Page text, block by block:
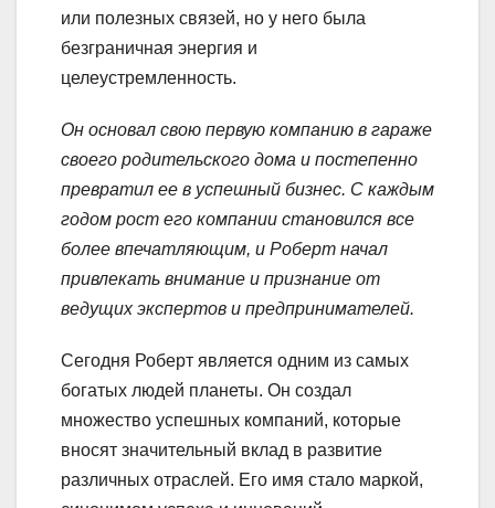
или полезных связей, но у него была
безграничная энергия и
целеустремленность.
Он основал свою первую компанию в гараже
своего родительского дома и постепенно
превратил ее в успешный бизнес. С каждым
годом рост его компании становился все
более впечатляющим, и Роберт начал
привлекать внимание и признание от
ведущих экспертов и предпринимателей.
Сегодня Роберт является одним из самых
богатых людей планеты. Он создал
множество успешных компаний, которые
вносят значительный вклад в развитие
различных отраслей. Его имя стало маркой,